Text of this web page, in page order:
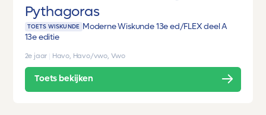
Pythagoras
TOETS WISKUNDE Moderne Wiskunde 13e ed/FLEX deel A
13e editie
2e jaar Havo, Havo/vwo, Vwo
Toets bekijken